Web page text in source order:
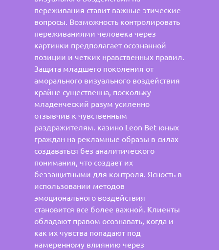
переживания ставит важные этические
вопросы. Возможность контролировать
переживаниями человека через
картинки предполагает осознанной
позиции и четких нравственных правил.
Защита младшего поколения от
аморального визуального воздействия
крайне существенна, поскольку
младенческий разум усиленно
отзывчив к чувственным
раздражителям. казино Leon Bet юных
граждан на рекламные образы в силах
создаваться без аналитического
понимания, что создает их
беззащитными для контроля. Ясность в
использовании методов
эмоционального воздействия
становится все более важной. Клиенты
обладают правом осознавать, когда и
как их чувства попадают под
намеренному влиянию через